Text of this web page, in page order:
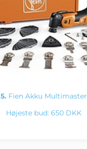
5. Fien Akku Multimaster
Højeste bud: 650 DKK